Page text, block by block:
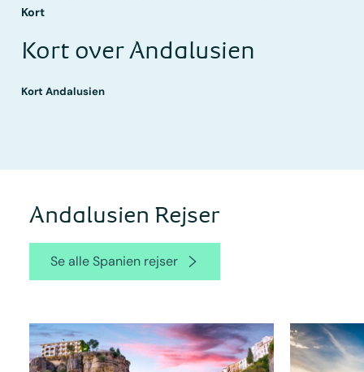
Kort
Kort over Andalusien
Kort Andalusien
Andalusien Rejser
Se alle Spanien rejser